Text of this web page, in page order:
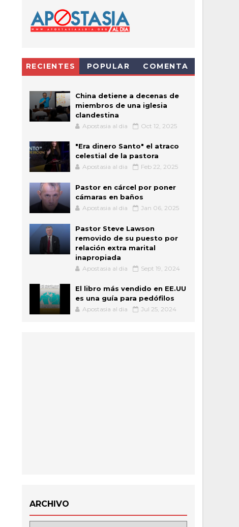
RECIENTES POPULAR COMENTA
China detiene a decenas de
miembros de una iglesia
clandestina
Apostasia al dia Oct 12, 2025
"Era dinero Santo" el atraco
celestial de la pastora
Apostasia al dia Feb 22, 2025
Pastor en cárcel por poner
cámaras en baños
Apostasia al dia Jan 06, 2025
Pastor Steve Lawson
removido de su puesto por
relación extra marital
inapropiada
Apostasia al dia Sept 19, 2024
El libro más vendido en EE.UU
es una guía para pedófilos
Apostasia al dia Jul 25, 2024
ARCHIVO